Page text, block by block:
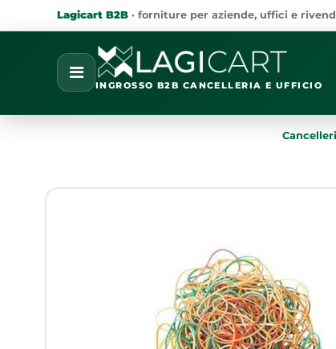
Lagicart B2B · forniture per aziende, uffici e
OpenINGROSSO B2B CANCELLERIA E UFFICIO